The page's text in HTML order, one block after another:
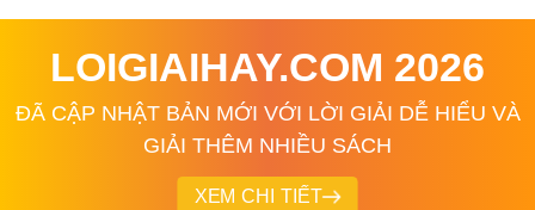
LOIGIAIHAY.COM 2026
ĐÃ CẬP NHẬT BẢN MỚI VỚI LỜI GIẢI DỄ HIỂU VÀ
GIẢI THÊM NHIỀU SÁCH
XEM CHI TIẾT